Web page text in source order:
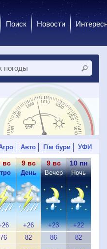
Поиск Новости
Авто Г/м бури УФИ
вс
76
9 вс
День
+26
82
9 вс
Вечер
+23
86
10 пн
Ночь
+22
82